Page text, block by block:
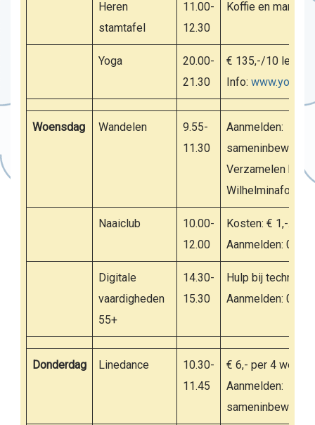
Heren
stamtafel
11.00-
12.30
Koffie en
Yoga
20.00-
21.30
€ 135,-/10
Info:
Woensdag Wandelen
9.55-
11.30
Aanmelden:
Verzamelen bij de
Wilhelminafontein
Naaiclub
10.00-
12.00
Kosten: € 1,-.
Aanmelden: 06
Digitale
vaardigheden
55+
14.30-
15.30
Hulp bij
Aanmelden: 06
Donderdag Linedance
10.30-
11.45
€ 6,- per 4 weken
Aanmelden: